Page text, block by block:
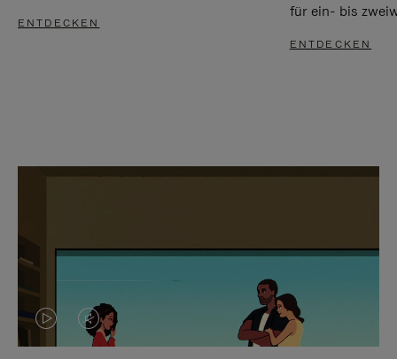
ENTDECKEN
für ein- bis
ENTDECKEN
DASVIDEO